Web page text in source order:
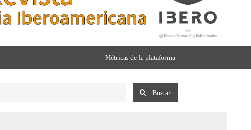
Métricas de la plataforma
Buscar